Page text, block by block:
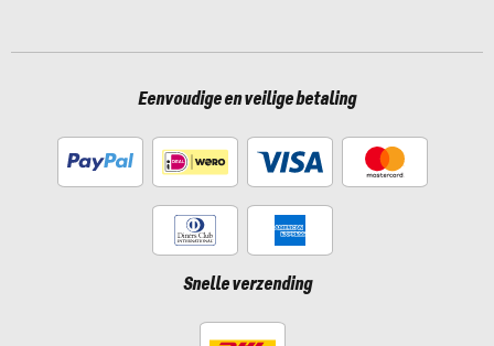
Eenvoudige en veilige betaling
Snelle verzending